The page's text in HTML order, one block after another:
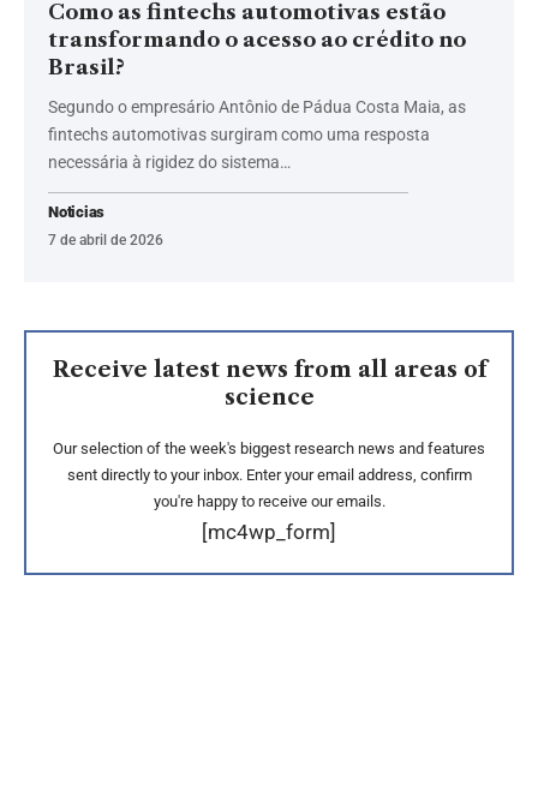
Como as fintechs automotivas estão
transformando o acesso ao crédito no
Brasil?
Segundo o empresário Antônio de Pádua Costa Maia, as
fintechs automotivas surgiram como uma resposta
necessária à rigidez do sistema…
Noticias
7 de abril de 2026
Receive latest news from all areas of
science
Our selection of the week's biggest research news and features
sent directly to your inbox. Enter your email address, confirm
you're happy to receive our emails.
[mc4wp_form]